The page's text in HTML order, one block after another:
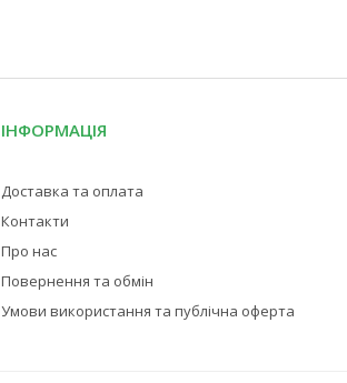
ІНФОРМАЦІЯ
Доставка та оплата
Контакти
Про нас
Повернення та обмін
Умови використання та публічна оферта